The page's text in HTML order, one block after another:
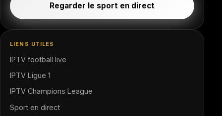
Regarder le sport en direct
LIENS UTILES
IPTV football live
IPTV Ligue 1
IPTV Champions League
Sport en direct